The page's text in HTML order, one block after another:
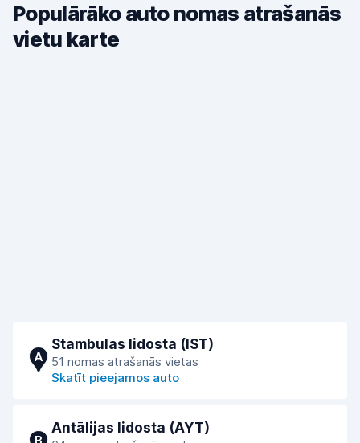
Populārāko auto nomas atrašanās
vietu karte
A
Stambulas lidosta (IST)
51 nomas atrašanās vietas
Skatīt pieejamos auto
Antālijas lidosta (AYT)